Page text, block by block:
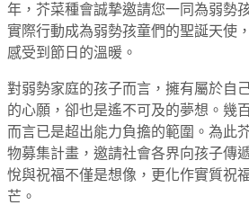
年，芥菜種會誠摯邀請您一同為弱勢
實際行動成為弱勢孩童們的聖誕天使
感受到節日的溫暖。
對弱勢家庭的孩子而言，擁有屬於自
的心願，卻也是遙不可及的夢想。幾
而言已是超出能力負擔的範圍。為此
物募集計畫，邀請社會各界向孩子傳
悅與祝福不僅是想像，更化作實質祝
芒。